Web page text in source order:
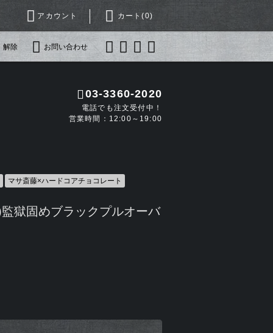
アカウント カート(0)
解除 お問い合わせ
03-3360-2020
電話でも注文受付中！
営業時間：12:00～19:00
マサ斎藤×ハードコアチョコレート
獄固めブラックプルオーバ